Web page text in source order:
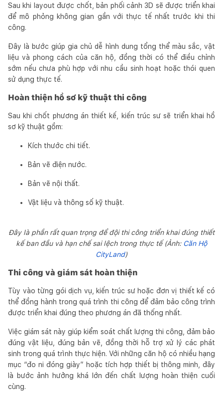
Sau khi layout được chốt, bản phối cảnh 3D sẽ được triển khai
để mô phỏng không gian gần với thực tế nhất trước khi thi
công.
Đây là bước giúp gia chủ dễ hình dung tổng thể màu sắc, vật
liệu và phong cách của căn hộ, đồng thời có thể điều chỉnh
sớm nếu chưa phù hợp với nhu cầu sinh hoạt hoặc thói quen
sử dụng thực tế.
Hoàn thiện hồ sơ kỹ thuật thi công
Sau khi chốt phương án thiết kế, kiến trúc sư sẽ triển khai hồ
sơ kỹ thuật gồm:
Kích thước chi tiết.
Bản vẽ điện nước.
Bản vẽ nội thất.
Vật liệu và thông số kỹ thuật.
Đây là phần rất quan trọng để đội thi công triển khai đúng thiết
kế ban đầu và hạn chế sai lệch trong thực tế (Ảnh: Căn Hộ
CityLand)
Thi công và giám sát hoàn thiện
Tùy vào từng gói dịch vụ, kiến trúc sư hoặc đơn vị thiết kế có
thể đồng hành trong quá trình thi công để đảm bảo công trình
được triển khai đúng theo phương án đã thống nhất.
Việc giám sát này giúp kiểm soát chất lượng thi công, đảm bảo
đúng vật liệu, đúng bản vẽ, đồng thời hỗ trợ xử lý các phát
sinh trong quá trình thực hiện. Với những căn hộ có nhiều hạng
mục “đo ni đóng giày” hoặc tích hợp thiết bị thông minh, đây
là bước ảnh hưởng khá lớn đến chất lượng hoàn thiện cuối
cùng.